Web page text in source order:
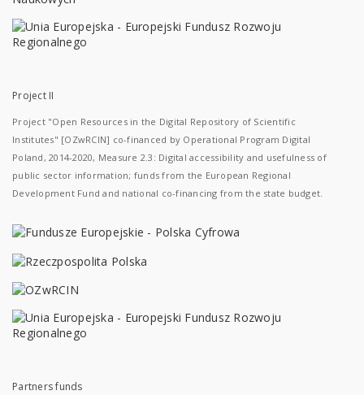
Project II
Project "Open Resources in the Digital Repository of Scientific
Institutes" [OZwRCIN] co-financed by Operational Program Digital
Poland, 2014-2020, Measure 2.3: Digital accessibility and usefulness of
public sector information; funds from the European Regional
Development Fund and national co-financing from the state budget.
Partners funds